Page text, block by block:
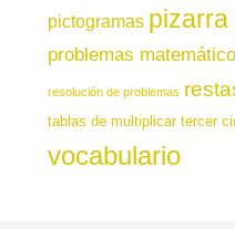
pictogramas pizarra
problemas
resolución de problemas
tablas de multiplicar tercer
vocabulario